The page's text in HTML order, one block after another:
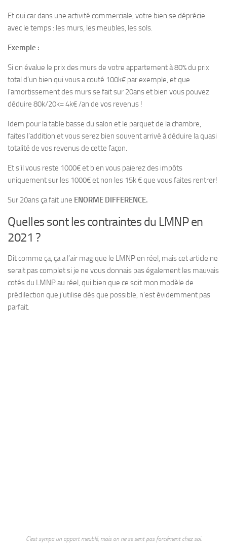
Et oui car dans une activité commerciale, votre bien se déprécie
avec le temps : les murs, les meubles, les sols.
Exemple :
Si on évalue le prix des murs de votre appartement à 80% du prix
total d’un bien qui vous a couté 100k€ par exemple, et que
l’amortissement des murs se fait sur 20ans et bien vous pouvez
déduire 80k/20k= 4k€ /an de vos revenus !
Idem pour la table basse du salon et le parquet de la chambre,
faites l’addition et vous serez bien souvent arrivé à déduire la quasi
totalité de vos revenus de cette façon.
Et s’il vous reste 1000€ et bien vous paierez des impôts
uniquement sur les 1000€ et non les 15k € que vous faites rentrer!
Sur 20ans ça fait une ENORME DIFFERENCE.
Quelles sont les contraintes du LMNP en
2021 ?
Dit comme ça, ça a l’air magique le LMNP en réel, mais cet article ne
serait pas complet si je ne vous donnais pas également les mauvais
cotés du LMNP au réel, qui bien que ce soit mon modèle de
prédilection que j’utilise dès que possible, n’est évidemment pas
parfait.
C’est sympa un appart meublé, mais on ne se sent pas forcément chez soi.